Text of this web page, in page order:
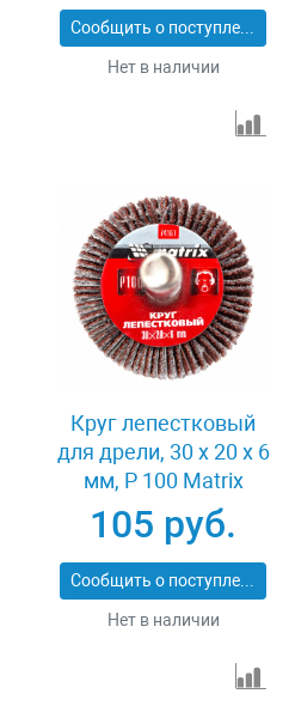
Сообщить о поступлении
Нет в наличии
Круг лепестковый
для дрели, 30 х 20 х 6
мм, P 100 Matrix
74161
105 руб.
Сообщить о поступлении
Нет в наличии